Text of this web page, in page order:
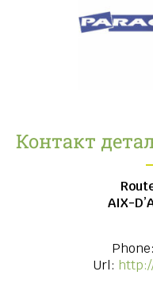
Контакт
AIX-
Phone:
Url: